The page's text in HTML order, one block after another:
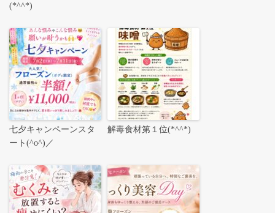
(*^^*)
七夕キャンペーンスタ
ート(^o^)／
解毒食材第１位(*^^*)